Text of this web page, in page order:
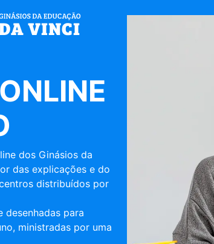
dos Ginásios da
das explicações e do
distribuídos por
desenhadas para
ministradas por uma